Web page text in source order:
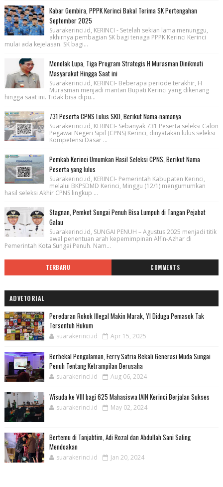
Kabar Gembira, PPPK Kerinci Bakal Terima SK Pertengahan
September 2025
Suarakerinci.id, KERINCI - Setelah sekian lama menunggu,
akhirnya pembagian SK bagi tenaga PPPK Kerinci Kerinci
mulai ada kejelasan. SK bagi...
Menolak Lupa, Tiga Program Strategis H Murasman Dinikmati
Masyarakat Hingga Saat ini
Suarakerinci.id, KERINCI- Beberapa periode terakhir, H
Murasman menjadi mantan Bupati Kerinci yang dikenang
hingga saat ini. Tidak bisa dipu...
731 Peserta CPNS Lulus SKD, Berikut Nama-namanya
Suarakerinci.id, KERINCI- Sebanyak 731 Peserta seleksi Calon
Pegawai Negeri Sipil (CPNS) Kerinci, dinyatakan lulus seleksi
Kompetensi Dasar ...
Pemkab Kerinci Umumkan Hasil Seleksi CPNS, Berikut Nama
Peserta yang lulus
Suarakerinci.id, KERINCI- Pemerintah Kabupaten Kerinci,
melalui BKPSDMD Kerinci, Minggu (12/1) mengumumkan
hasil seleksi Akhir CPNS lingkup ...
Stagnan, Pemkot Sungai Penuh Bisa Lumpuh di Tangan Pejabat
Galau
Suarakerinci.id, SUNGAI PENUH – Agustus 2025 menjadi titik
awal penentuan arah kepemimpinan Alfin-Azhar di
Pemerintah Kota Sungai Penuh. Nam...
TERBARU COMMENTS
ADVETORIAL
Peredaran Rokok Illegal Makin Marak, YI Diduga Pemasok Tak
Tersentuh Hukum
suarakerinci.id Apr 15, 2025
Berbekal Pengalaman, Ferry Satria Bekali Generasi Muda Sungai
Penuh Tentang Ketrampilan Berusaha
suarakerinci.id Aug 06, 2024
Wisuda ke VIII bagi 625 Mahasiswa IAIN Kerinci Berjalan Sukses
suarakerinci.id May 02, 2024
Bertemu di Tanjabtim, Adi Rozal dan Abdullah Sani Saling
Mendoakan
suarakerinci.id Jan 20, 2024